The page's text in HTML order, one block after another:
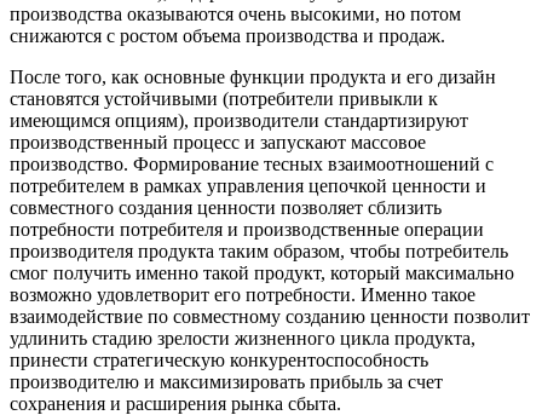
производства оказываются очень высокими, но потом
снижаются с ростом объема производства и продаж.
После того, как основные функции продукта и его дизайн
становятся устойчивыми (потребители привыкли к
имеющимся опциям), производители стандартизируют
производственный процесс и запускают массовое
производство. Формирование тесных взаимоотношений с
потребителем в рамках управления цепочкой ценности и
совместного создания ценности позволяет сблизить
потребности потребителя и производственные операции
производителя продукта таким образом, чтобы потребитель
смог получить именно такой продукт, который максимально
возможно удовлетворит его потребности. Именно такое
взаимодействие по совместному созданию ценности позволит
удлинить стадию зрелости жизненного цикла продукта,
принести стратегическую конкурентоспособность
производителю и максимизировать прибыль за счет
сохранения и расширения рынка сбыта.